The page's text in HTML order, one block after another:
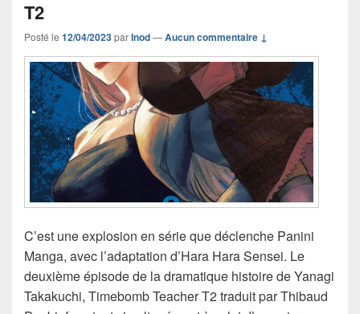
T2
Posté le 12/04/2023parInod—Aucun commentaire ↓
C’est une explosion en série que déclenche Panini
Manga, avec l’adaptation d’Hara Hara Sensei. Le
deuxième épisode de la dramatique histoire de Yanagi
Takakuchi, Timebomb Teacher T2 traduit par Thibaud